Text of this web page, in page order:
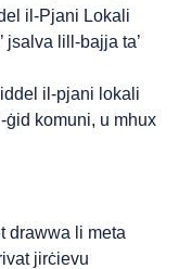
il-Pjani Lokali
jsalva lill-bajja ta’
il-pjani lokali
komuni, u mhux
drawwa li meta
jirċievu